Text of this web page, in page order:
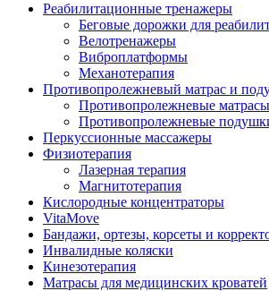
Реабилитационные тренажеры
Беговые дорожки для
Велотренажеры
Виброплатформы
Механотерапия
Противопролежневый матрас и
Противопролежневые матрасы
Противопролежневые
Перкуссионные массажеры
Физиотерапия
Лазерная терапия
Магнитотерапия
Кислородные концентраторы
VitaMove
Бандажи, ортезы, корсеты и
Инвалидные коляски
Кинезотерапия
Матрасы для медицинских кроватей